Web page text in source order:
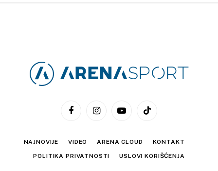
FacebookInstagramYouTubeTikTok
NAJNOVIJE VIDEO ARENA CLOUD KONTAKT
POLITIKA PRIVATNOSTI USLOVI KORIŠĆENJA